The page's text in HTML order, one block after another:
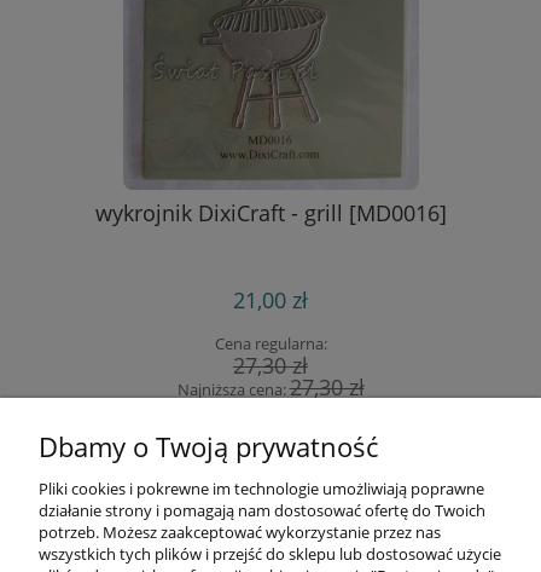
wykrojnik DixiCraft - grill [MD0016]
21,00 zł
Cena regularna:
27,30 zł
Najniższa cena:27,30 zł
do koszyka
Informacje
Opłaty i koszty dostawy
Dbamy o Twoją prywatność
Pliki cookies i pokrewne im technologie umożliwiają poprawne
działanie strony i pomagają nam dostosować ofertę do Twoich
potrzeb. Możesz zaakceptować wykorzystanie przez nas
wszystkich tych plików i przejść do sklepu lub dostosować użycie